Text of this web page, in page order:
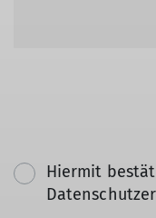
Hiermit